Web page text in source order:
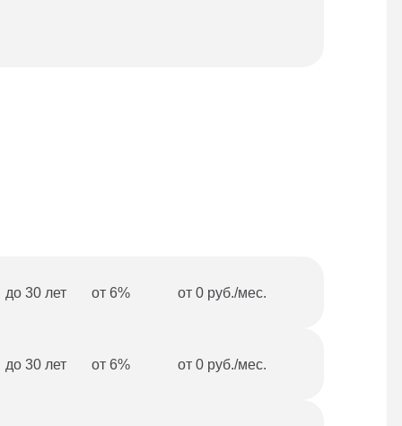
до 30 лет от 6% от 0 руб./мес.
до 30 лет от 6% от 0 руб./мес.